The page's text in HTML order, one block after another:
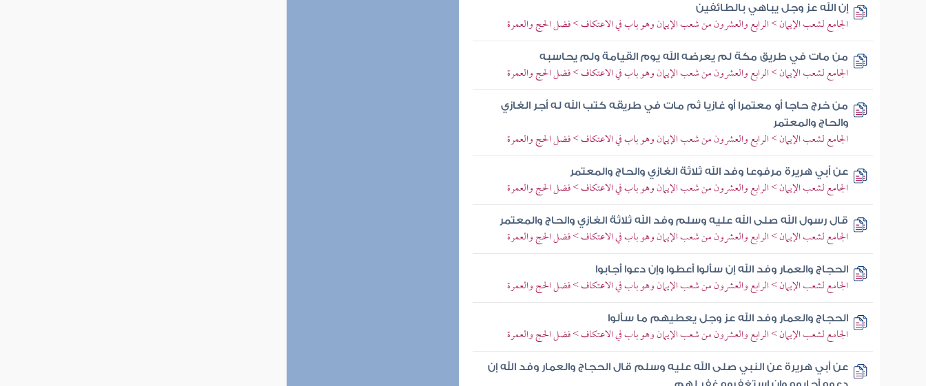
إن الله عز وجل يباهي بالطائفين
الجامع لشعب الإيمان > الرابع والعشرون من شعب الإيمان وهو باب في الاعتكاف > فضل الحج والعمرة
من مات في طريق مكة لم يعرضه الله يوم القيامة ولم يحاسبه
الجامع لشعب الإيمان > الرابع والعشرون من شعب الإيمان وهو باب في الاعتكاف > فضل الحج والعمرة
من خرج حاجا أو معتمرا أو غازيا ثم مات في طريقه كتب الله له أجر الغازي
والحاج والمعتمر
الجامع لشعب الإيمان > الرابع والعشرون من شعب الإيمان وهو باب في الاعتكاف > فضل الحج والعمرة
عن أبي هريرة مرفوعا وفد الله ثلاثة الغازي والحاج والمعتمر
الجامع لشعب الإيمان > الرابع والعشرون من شعب الإيمان وهو باب في الاعتكاف > فضل الحج والعمرة
قال رسول الله صلى الله عليه وسلم وفد الله ثلاثة الغازي والحاج والمعتمر
الجامع لشعب الإيمان > الرابع والعشرون من شعب الإيمان وهو باب في الاعتكاف > فضل الحج والعمرة
الحجاج والعمار وفد الله إن سألوا أعطوا وإن دعوا أجابوا
الجامع لشعب الإيمان > الرابع والعشرون من شعب الإيمان وهو باب في الاعتكاف > فضل الحج والعمرة
الحجاج والعمار وفد الله عز وجل يعطيهم ما سألوا
الجامع لشعب الإيمان > الرابع والعشرون من شعب الإيمان وهو باب في الاعتكاف > فضل الحج والعمرة
عن أبي هريرة عن النبي صلى الله عليه وسلم قال الحجاج والعمار وفد الله إن